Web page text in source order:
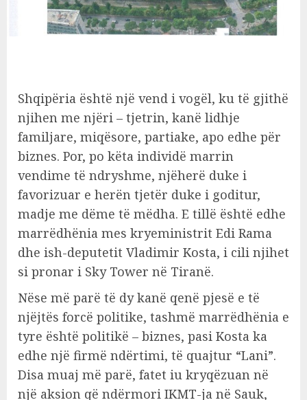
Shqipëria është një vend i vogël, ku të gjithë
njihen me njëri – tjetrin, kanë lidhje
familjare, miqësore, partiake, apo edhe për
biznes. Por, po këta individë marrin
vendime të ndryshme, njëherë duke i
favorizuar e herën tjetër duke i goditur,
madje me dëme të mëdha. E tillë është edhe
marrëdhënia mes kryeministrit Edi Rama
dhe ish-deputetit Vladimir Kosta, i cili njihet
si pronar i Sky Tower në Tiranë.
Nëse më parë të dy kanë qenë pjesë e të
njëjtës forcë politike, tashmë marrëdhënia e
tyre është politikë – biznes, pasi Kosta ka
edhe një firmë ndërtimi, të quajtur “Lani”.
Disa muaj më parë, fatet iu kryqëzuan në
një aksion që ndërmori IKMT-ja në Sauk,